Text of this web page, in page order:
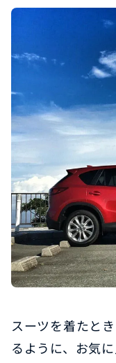
スーツを着たと
るように、お気